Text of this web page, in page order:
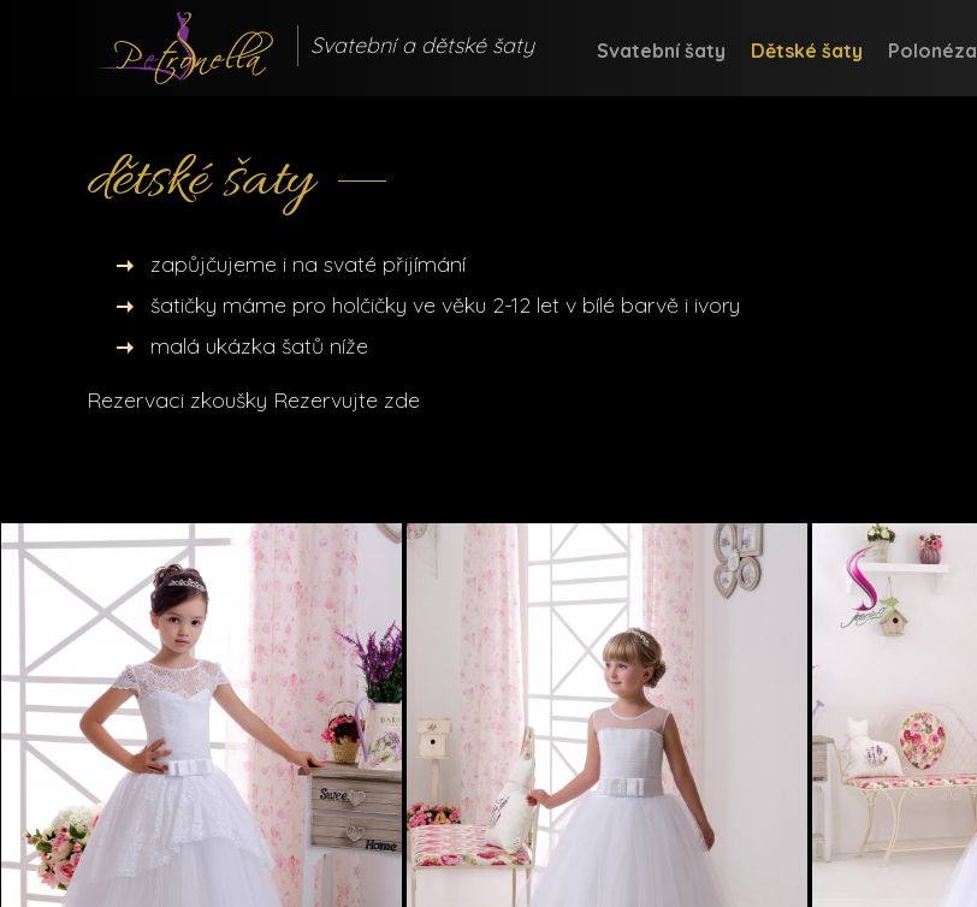
Svatební a dětské šaty Svatební šaty Dětské šaty Polonéza
dětské šaty
zapůjčujeme i na svaté přijímání
šatičky máme pro holčičky ve věku 2-12 let v bílé barvě i ivory
malá ukázka šatů níže
Rezervaci zkoušky Rezervujte zde